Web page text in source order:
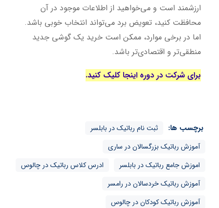
ارزشمند است و می‌خواهید از اطلاعات موجود در آن
محافظت کنید، تعویض برد می‌تواند انتخاب خوبی باشد.
اما در برخی موارد، ممکن است خرید یک گوشی جدید
منطقی‌تر و اقتصادی‌تر باشد.
برای شرکت در دوره اینجا کلیک کنید.
برچسب ها:
ثبت نام رباتیک در بابلسر
آموزش رباتیک بزرگسالان در ساری
اموزش جامع رباتیک در بابلسر
ادرس کلاس رباتیک در چالوس
آموزش رباتیک خردسالان در رامسر
آموزش رباتیک کودکان در چالوس